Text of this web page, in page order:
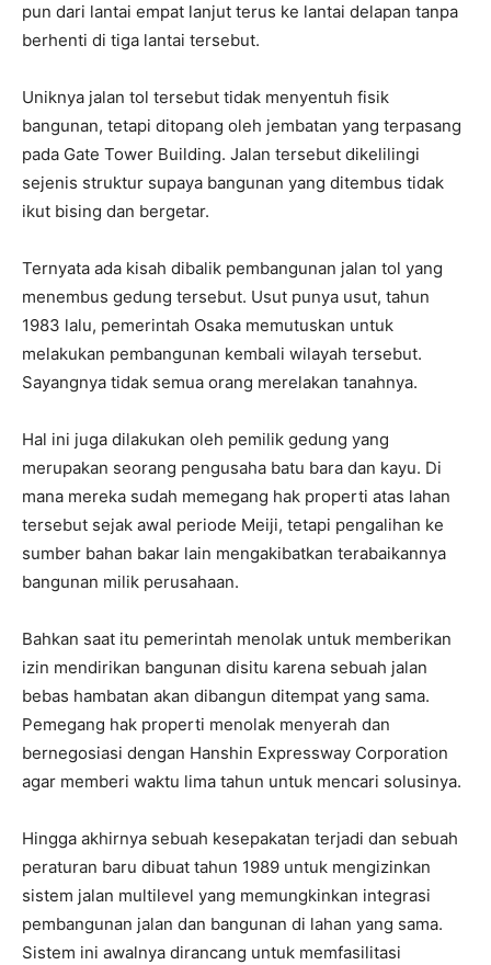
pun dari lantai empat lanjut terus ke lantai delapan tanpa
berhenti di tiga lantai tersebut.
Uniknya jalan tol tersebut tidak menyentuh fisik
bangunan, tetapi ditopang oleh jembatan yang terpasang
pada Gate Tower Building. Jalan tersebut dikelilingi
sejenis struktur supaya bangunan yang ditembus tidak
ikut bising dan bergetar.
Ternyata ada kisah dibalik pembangunan jalan tol yang
menembus gedung tersebut. Usut punya usut, tahun
1983 lalu, pemerintah Osaka memutuskan untuk
melakukan pembangunan kembali wilayah tersebut.
Sayangnya tidak semua orang merelakan tanahnya.
Hal ini juga dilakukan oleh pemilik gedung yang
merupakan seorang pengusaha batu bara dan kayu. Di
mana mereka sudah memegang hak properti atas lahan
tersebut sejak awal periode Meiji, tetapi pengalihan ke
sumber bahan bakar lain mengakibatkan terabaikannya
bangunan milik perusahaan.
Bahkan saat itu pemerintah menolak untuk memberikan
izin mendirikan bangunan disitu karena sebuah jalan
bebas hambatan akan dibangun ditempat yang sama.
Pemegang hak properti menolak menyerah dan
bernegosiasi dengan Hanshin Expressway Corporation
agar memberi waktu lima tahun untuk mencari solusinya.
Hingga akhirnya sebuah kesepakatan terjadi dan sebuah
peraturan baru dibuat tahun 1989 untuk mengizinkan
sistem jalan multilevel yang memungkinkan integrasi
pembangunan jalan dan bangunan di lahan yang sama.
Sistem ini awalnya dirancang untuk memfasilitasi